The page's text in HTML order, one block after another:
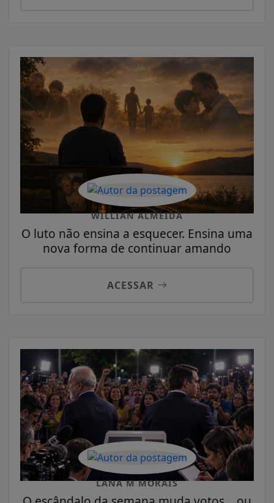
WILLIAN ALMEIDA
O luto não ensina a esquecer. Ensina uma
nova forma de continuar amando
ACESSAR
LANA M MORAIS